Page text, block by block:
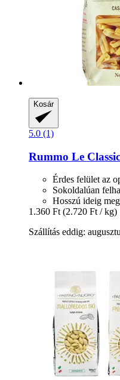
Kosár
5.0 (1)
Rummo Le
Érdes felület az
Sokoldalúan
Hosszú ideig
1.360 Ft (2.720 Ft / kg)
Szállítás eddig: